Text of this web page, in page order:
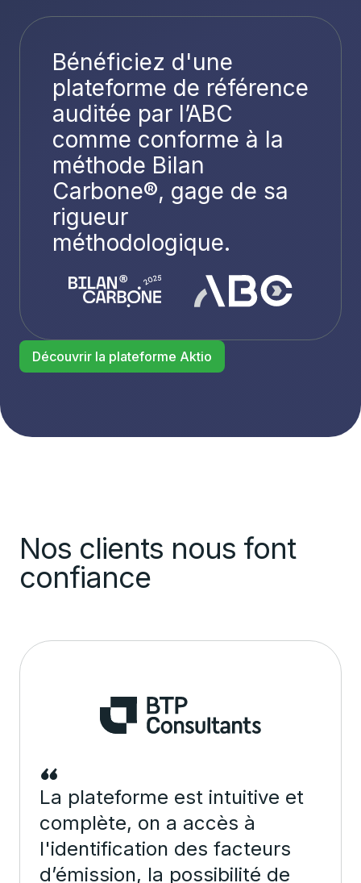
Bénéficiez d'une
plateforme de référence
auditée par l’ABC
comme conforme à la
méthode Bilan
Carbone®, gage de sa
rigueur
méthodologique.
Découvrir la plateforme Aktio
Nos clients nous font
confiance
La plateforme est intuitive et
complète, on a accès à
l'identification des facteurs
d’émission, la possibilité de